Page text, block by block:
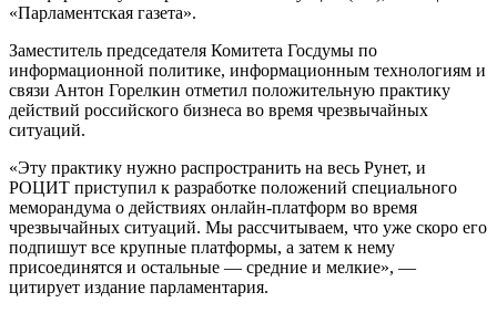
«Парламентская газета».
Заместитель председателя Комитета Госдумы по
информационной политике, информационным технологиям и
связи Антон Горелкин отметил положительную практику
действий российского бизнеса во время чрезвычайных
ситуаций.
«Эту практику нужно распространить на весь Рунет, и
РОЦИТ приступил к разработке положений специального
меморандума о действиях онлайн-платформ во время
чрезвычайных ситуаций. Мы рассчитываем, что уже скоро его
подпишут все крупные платформы, а затем к нему
присоединятся и остальные — средние и мелкие», —
цитирует издание парламентария.